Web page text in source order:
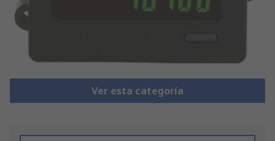
Ver esta categoría